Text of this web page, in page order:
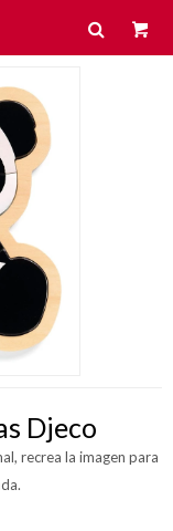
Djeco
recrea la imagen para